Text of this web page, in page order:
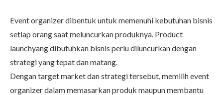
Event organizer dibentuk untuk memenuhi kebutuhan bisnis
setiap orang saat meluncurkan produknya. Product
launchyang dibutuhkan bisnis perlu diluncurkan dengan
strategi yang tepat dan matang.
Dengan target market dan strategi tersebut, memilih event
organizer dalam memasarkan produk maupun membantu